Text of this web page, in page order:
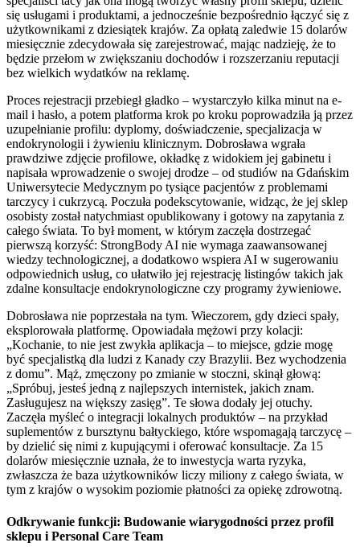
się usługami i produktami, a jednocześnie bezpośrednio łączyć się z
użytkownikami z dziesiątek krajów. Za opłatą zaledwie 15 dolarów
miesięcznie zdecydowała się zarejestrować, mając nadzieję, że to
będzie przełom w zwiększaniu dochodów i rozszerzaniu reputacji
bez wielkich wydatków na reklamę.
Proces rejestracji przebiegł gładko – wystarczyło kilka minut na e-
mail i hasło, a potem platforma krok po kroku poprowadziła ją przez
uzupełnianie profilu: dyplomy, doświadczenie, specjalizacja w
endokrynologii i żywieniu klinicznym. Dobrosława wgrała
prawdziwe zdjęcie profilowe, okładkę z widokiem jej gabinetu i
napisała wprowadzenie o swojej drodze – od studiów na Gdańskim
Uniwersytecie Medycznym po tysiące pacjentów z problemami
tarczycy i cukrzycą. Poczuła podekscytowanie, widząc, że jej sklep
osobisty został natychmiast opublikowany i gotowy na zapytania z
całego świata. To był moment, w którym zaczęła dostrzegać
pierwszą korzyść: StrongBody AI nie wymaga zaawansowanej
wiedzy technologicznej, a dodatkowo wspiera AI w sugerowaniu
odpowiednich usług, co ułatwiło jej rejestrację listingów takich jak
zdalne konsultacje endokrynologiczne czy programy żywieniowe.
Dobrosława nie poprzestała na tym. Wieczorem, gdy dzieci spały,
eksplorowała platformę. Opowiadała mężowi przy kolacji:
„Kochanie, to nie jest zwykła aplikacja – to miejsce, gdzie mogę
być specjalistką dla ludzi z Kanady czy Brazylii. Bez wychodzenia
z domu”. Mąż, zmęczony po zmianie w stoczni, skinął głową:
„Spróbuj, jesteś jedną z najlepszych internistek, jakich znam.
Zasługujesz na większy zasięg”. Te słowa dodały jej otuchy.
Zaczęła myśleć o integracji lokalnych produktów – na przykład
suplementów z bursztynu bałtyckiego, które wspomagają tarczycę –
by dzielić się nimi z kupującymi i oferować konsultacje. Za 15
dolarów miesięcznie uznała, że to inwestycja warta ryzyka,
zwłaszcza że baza użytkowników liczy miliony z całego świata, w
tym z krajów o wysokim poziomie płatności za opiekę zdrowotną.
Odkrywanie funkcji: Budowanie wiarygodności przez profil
sklepu i Personal Care Team